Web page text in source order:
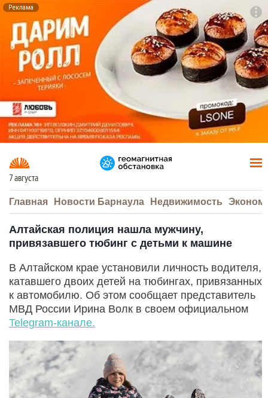
Реклама
7 августа
Главная Новости Барнаула Недвижимость
Алтайская полиция нашла мужчину,
привязавшего тюбинг с детьми к машине
В Алтайском крае установили личность водителя,
катавшего двоих детей на тюбингах, привязанных
к автомобилю. Об этом сообщает представитель
МВД России Ирина Волк в своем официальном
Telegram-канале.